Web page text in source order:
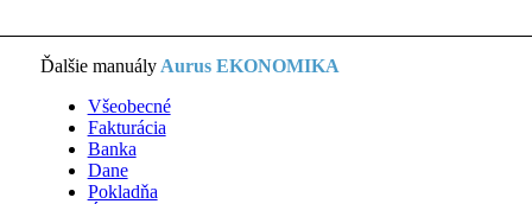
Ďalšie manuályAurus EKONOMIKA
Všeobecné
Fakturácia
Banka
Dane
Pokladňa